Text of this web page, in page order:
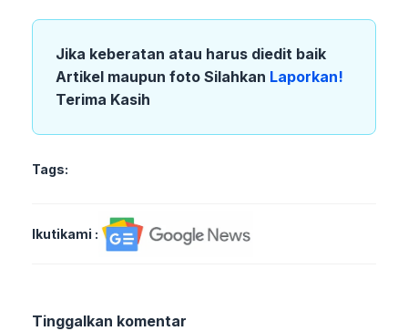
Jika keberatan atau harus diedit baik
Artikel maupun foto Silahkan Laporkan!
Terima Kasih
Tags:
Ikutikami :
Tinggalkan komentar